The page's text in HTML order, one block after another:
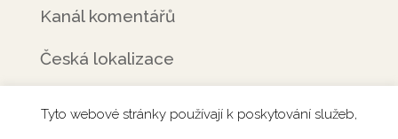
Kanál komentářů
Česká lokalizace
Tyto webové stránky používají k poskytování služeb,